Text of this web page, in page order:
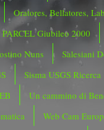
Oratores, Bellatores,
PARCEL Giubileo 2000
Nuns Salesiani
Sisma USGS Ricerca
Un cammino di
Web Cam